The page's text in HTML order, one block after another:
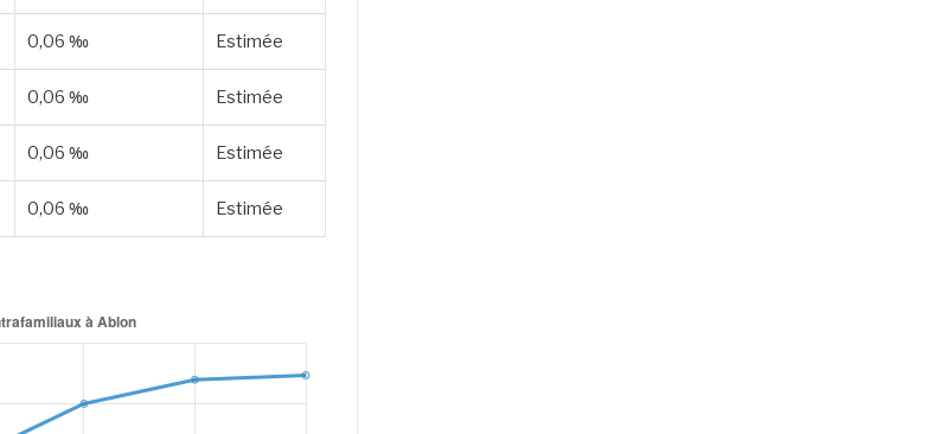
0,06 ‰ Estimée
0,06 ‰ Estimée
0,06 ‰ Estimée
0,06 ‰ Estimée